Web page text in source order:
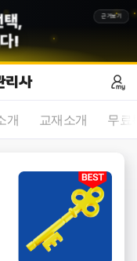
택,
!
근거보기
리사
개 교재소개 무료